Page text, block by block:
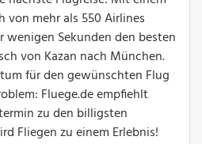
von mehr als 550 Airlines
wenigen Sekunden den besten
von Kazan nach München.
für den gewünschten Flug
Fluege.de empfiehlt
zu den billigsten
Fliegen zu einem Erlebnis!